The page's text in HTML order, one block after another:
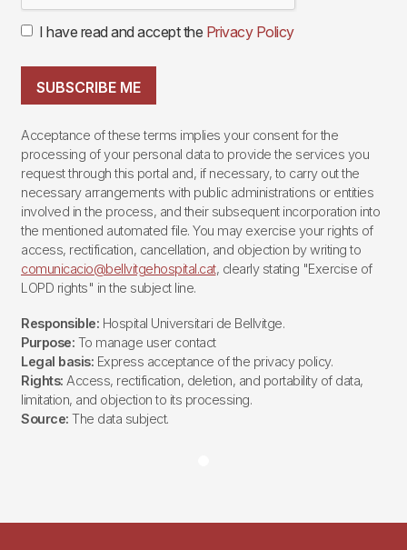
I have read and accept the Privacy Policy
SUBSCRIBE ME
Acceptance of these terms implies your consent for the
processing of your personal data to provide the services you
request through this portal and, if necessary, to carry out the
necessary arrangements with public administrations or entities
involved in the process, and their subsequent incorporation into
the mentioned automated file. You may exercise your rights of
access, rectification, cancellation, and objection by writing to
comunicacio@bellvitgehospital.cat, clearly stating "Exercise of
LOPD rights" in the subject line.
Responsible: Hospital Universitari de Bellvitge.
Purpose: To manage user contact
Legal basis: Express acceptance of the privacy policy.
Rights: Access, rectification, deletion, and portability of data,
limitation, and objection to its processing.
Source: The data subject.